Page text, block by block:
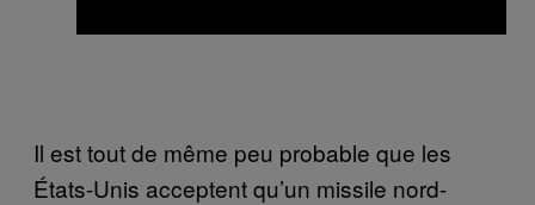
Il est tout de même peu probable que les
États-Unis acceptent qu’un missile nord-